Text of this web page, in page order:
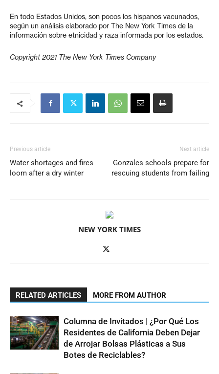
En todo Estados Unidos, son pocos los hispanos vacunados,
según un análisis elaborado por The New York Times de la
información sobre etnicidad y raza informada por los estados.
Copyright 2021 The New York Times Company
Previous article
Water shortages and fires
loom after a dry winter
Next article
Gonzales schools prepare for
rescuing students from failing
NEW YORK TIMES
RELATED ARTICLES MORE FROM AUTHOR
Columna de Invitados | ¿Por Qué Los
Residentes de California Deben Dejar
de Arrojar Bolsas Plásticas a Sus
Botes de Reciclables?